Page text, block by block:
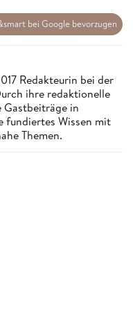
bei Google bevorzugen
Redakteurin bei der
ihre redaktionelle
Gastbeiträge in
fundiertes Wissen mit
Themen.